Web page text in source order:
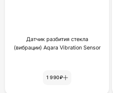
Датчик разбития стекла
(вибрации) Aqara Vibration Sensor
1 990₽